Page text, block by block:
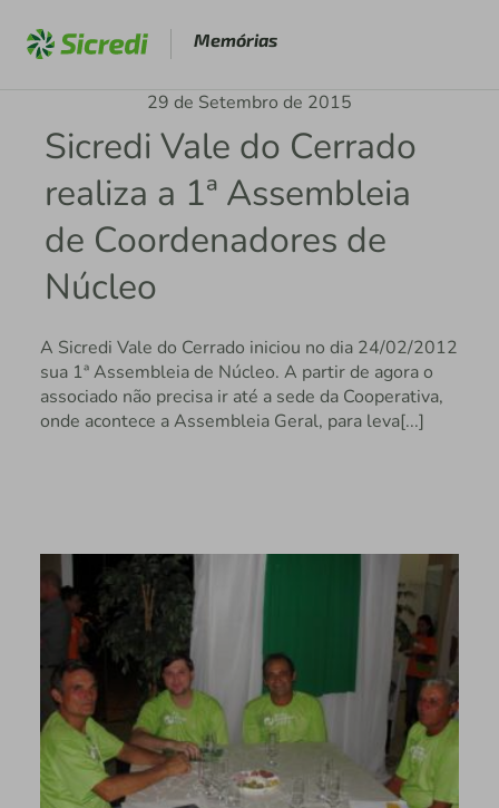
Memórias
29 de Setembro de 2015
Sicredi Vale do Cerrado
realiza a 1ª Assembleia
de Coordenadores de
Núcleo
A Sicredi Vale do Cerrado iniciou no dia 24/02/2012
sua 1ª Assembleia de Núcleo. A partir de agora o
associado não precisa ir até a sede da Cooperativa,
onde acontece a Assembleia Geral, para leva[...]